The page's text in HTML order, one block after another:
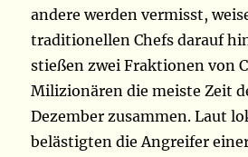
andere werden vermisst,
traditionellen Chefs darauf
stießen zwei Fraktionen von
Milizionären die meiste Zeit
Dezember zusammen. Laut
belästigten die Angreifer